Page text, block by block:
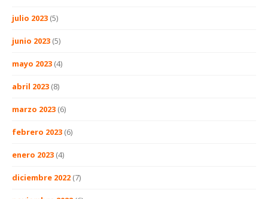
julio 2023 (5)
junio 2023 (5)
mayo 2023 (4)
abril 2023 (8)
marzo 2023 (6)
febrero 2023 (6)
enero 2023 (4)
diciembre 2022 (7)